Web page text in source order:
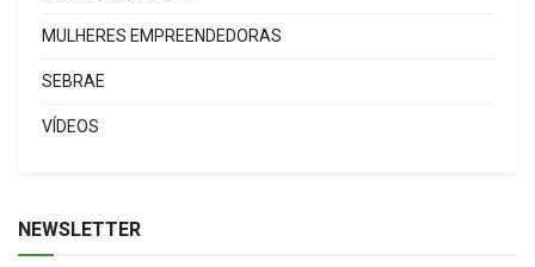
MULHERES EMPREENDEDORAS
SEBRAE
VÍDEOS
NEWSLETTER